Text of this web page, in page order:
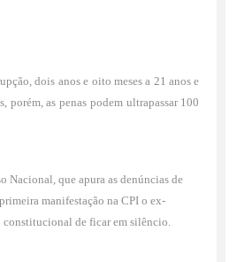
dois anos e oito meses a 21 anos e
porém, as penas podem ultrapassar 100
Nacional, que apura as denúncias de
manifestação na CPI o ex-
de ficar em silêncio.